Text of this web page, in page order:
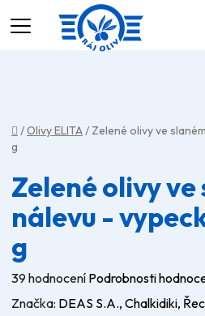
Domů
/Olivy ELITA/ Zelené olivy ve
g
Zelené olivy ve
nálevu -
g
Průměrné
hodnocení
39 hodnocení Podrobnosti
Značka: DEAS S.A., Chalkidiki,